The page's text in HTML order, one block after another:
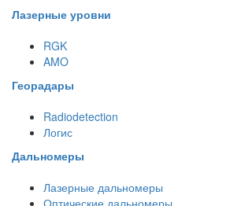
Лазерные уровни
RGK
AMO
Георадары
Radiodetection
Логис
Дальномеры
Лазерные дальномеры